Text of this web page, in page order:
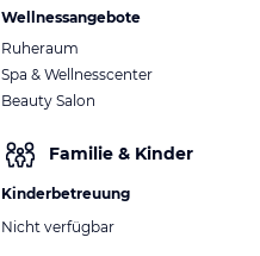
Wellnessangebote
Ruheraum
Spa & Wellnesscenter
Beauty Salon
Familie & Kinder
Kinderbetreuung
Nicht verfügbar